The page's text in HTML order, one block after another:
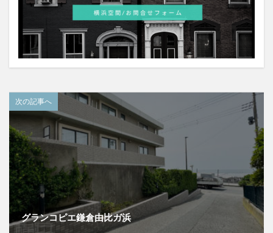
次の記事へ
グランコピエ鎌倉由比ガ浜